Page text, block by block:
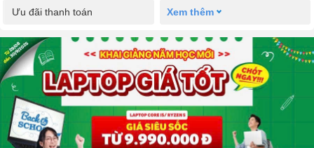
Ưu đãi thanh toán Xem thêm